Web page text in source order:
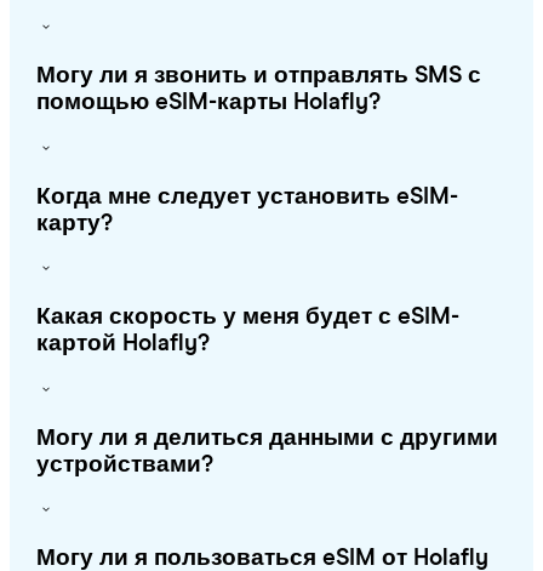
Могу ли я звонить и отправлять SMS с
помощью eSIM-карты Holafly?
Когда мне следует установить eSIM-
карту?
Какая скорость у меня будет с eSIM-
картой Holafly?
Могу ли я делиться данными с другими
устройствами?
Могу ли я пользоваться eSIM от Holafly